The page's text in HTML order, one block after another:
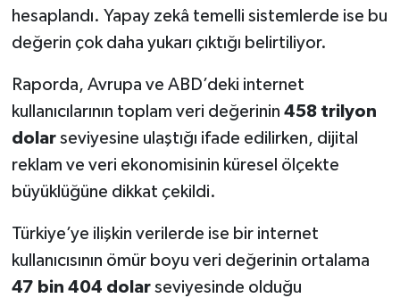
hesaplandı. Yapay zekâ temelli sistemlerde ise bu
değerin çok daha yukarı çıktığı belirtiliyor.
Raporda, Avrupa ve ABD’deki internet
kullanıcılarının toplam veri değerinin 458 trilyon
dolarseviyesine ulaştığı ifade edilirken, dijital
reklam ve veri ekonomisinin küresel ölçekte
büyüklüğüne dikkat çekildi.
Türkiye’ye ilişkin verilerde ise bir internet
kullanıcısının ömür boyu veri değerinin ortalama
47 bin 404 dolarseviyesinde olduğu